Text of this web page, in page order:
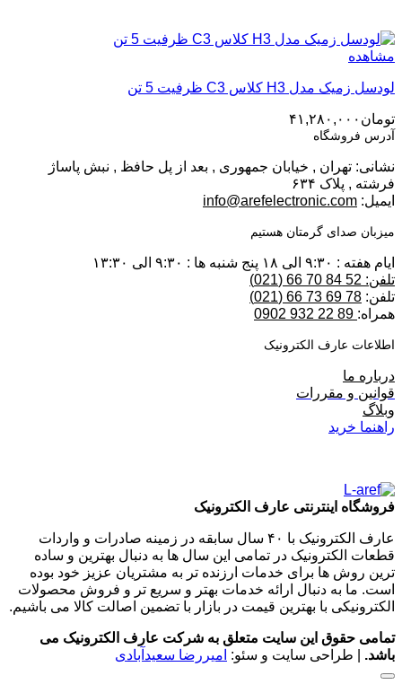
مشاهده
لودسل زمیک مدل H3 کلاس C3 ظرفیت 5 تن
تومان ۴۱,۲۸۰,۰۰۰
آدرس فروشگاه
نشانی: تهران , خیابان جمهوری , بعد از پل حافظ , نبش پاساژ
فرشته , پلاک ۶۳۴
ایمیل: info@arefelectronic.com
میزبان صدای گرمتان هستیم
ایام هفته : ۹:۳۰ الی ۱۸ پنج شنبه ها : ۹:۳۰ الی ۱۳:۳۰
تلفن: 52 84 70 66 (021)
تلفن: 78 69 73 66 (021)
همراه:
اطلاعات عارف الکترونیک
درباره ما
قوانین و مقررات
وبلاگ
راهنما خرید
فروشگاه اینترنتی عارف الکترونیک
عارف الکترونیک با ۴۰ سال سابقه در زمینه صادرات و واردات
قطعات الکترونیک در تمامی این سال ها به دنبال بهترین و ساده
ترین روش ها برای خدمات ارزنده تر به مشتریان عزیز خود بوده
است. ما به دنبال ارائه خدمات بهتر و سریع تر و فروش محصولات
الکترونیکی با بهترین قیمت در بازار با تضمین اصالت کالا می باشیم.
تمامی حقوق این سایت متعلق به شرکت عارف الکترونیک می
باشد. | طراحی سایت و سئو: امیررضا سعیدآبادی